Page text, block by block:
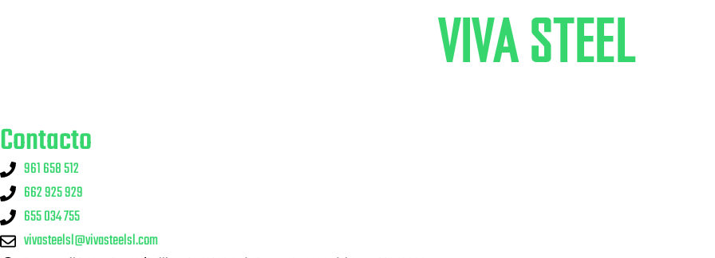
Contacto
961 658 512
662 925 929
655 034 755
vivasteelsl@vivasteelsl.com